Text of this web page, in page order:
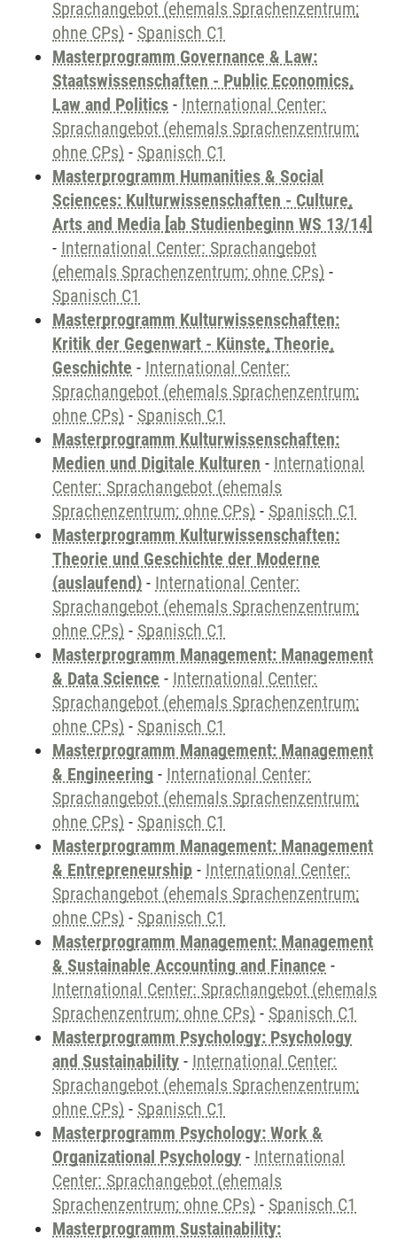
Sprachangebot (ehemals Sprachenzentrum;
ohne CPs) - Spanisch C1
Masterprogramm Governance & Law:
Staatswissenschaften - Public Economics,
Law and Politics - International Center:
Sprachangebot (ehemals Sprachenzentrum;
ohne CPs) - Spanisch C1
Masterprogramm Humanities & Social
Sciences: Kulturwissenschaften - Culture,
Arts and Media [ab Studienbeginn WS 13/14]
- International Center: Sprachangebot
(ehemals Sprachenzentrum; ohne CPs) -
Spanisch C1
Masterprogramm Kulturwissenschaften:
Kritik der Gegenwart - Künste, Theorie,
Geschichte - International Center:
Sprachangebot (ehemals Sprachenzentrum;
ohne CPs) - Spanisch C1
Masterprogramm Kulturwissenschaften:
Medien und Digitale Kulturen - International
Center: Sprachangebot (ehemals
Sprachenzentrum; ohne CPs) - Spanisch C1
Masterprogramm Kulturwissenschaften:
Theorie und Geschichte der Moderne
(auslaufend) - International Center:
Sprachangebot (ehemals Sprachenzentrum;
ohne CPs) - Spanisch C1
Masterprogramm Management: Management
& Data Science - International Center:
Sprachangebot (ehemals Sprachenzentrum;
ohne CPs) - Spanisch C1
Masterprogramm Management: Management
& Engineering - International Center:
Sprachangebot (ehemals Sprachenzentrum;
ohne CPs) - Spanisch C1
Masterprogramm Management: Management
& Entrepreneurship - International Center:
Sprachangebot (ehemals Sprachenzentrum;
ohne CPs) - Spanisch C1
Masterprogramm Management: Management
& Sustainable Accounting and Finance -
International Center: Sprachangebot (ehemals
Sprachenzentrum; ohne CPs) - Spanisch C1
Masterprogramm Psychology: Psychology
and Sustainability - International Center:
Sprachangebot (ehemals Sprachenzentrum;
ohne CPs) - Spanisch C1
Masterprogramm Psychology: Work &
Organizational Psychology - International
Center: Sprachangebot (ehemals
Sprachenzentrum; ohne CPs) - Spanisch C1
Masterprogramm Sustainability: